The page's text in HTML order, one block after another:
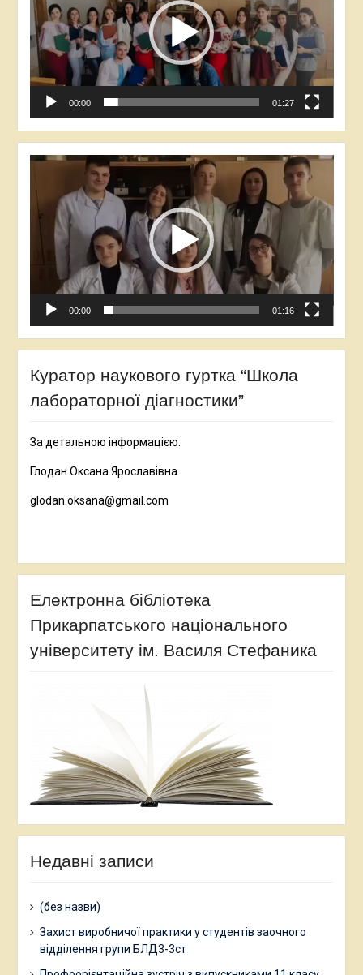
00:00 01:27
Відеопрогравач
00:00 01:16
Куратор наукового гуртка “Школа
лабораторної діагностики”
За детальною інформацією:
Глодан Оксана Ярославівна
glodan.oksana@gmail.com
Електронна бібліотека
Прикарпатського національного
університету ім. Василя Стефаника
Недавні записи
(без назви)
Захист виробничої практики у студентів заочного
відділення групи БЛД3-3ст